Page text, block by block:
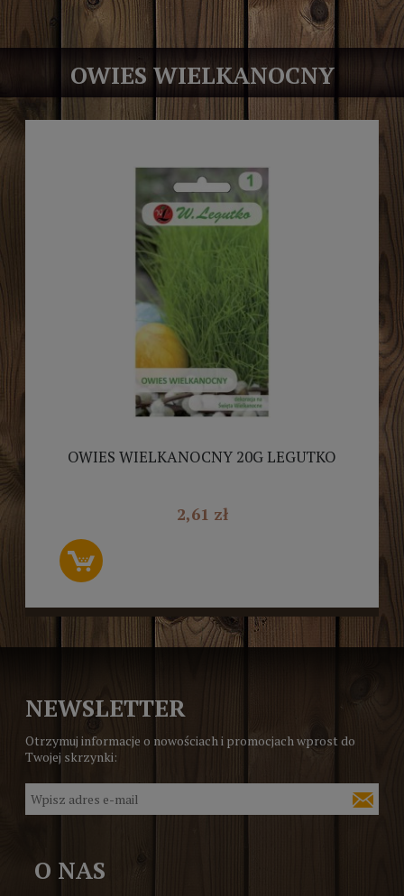
OWIES WIELKANOCNY
OWIES WIELKANOCNY 20G LEGUTKO
2,61 zł
NEWSLETTER
Otrzymuj informacje o nowościach i promocjach wprost do
Twojej skrzynki:
O NAS